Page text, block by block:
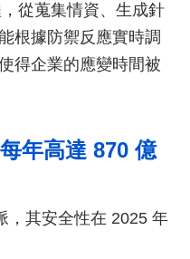
從蒐集情資、生成針
根據防禦反應實時調
得企業的應變時間被
年高達 870 億
，其安全性在 2025 年